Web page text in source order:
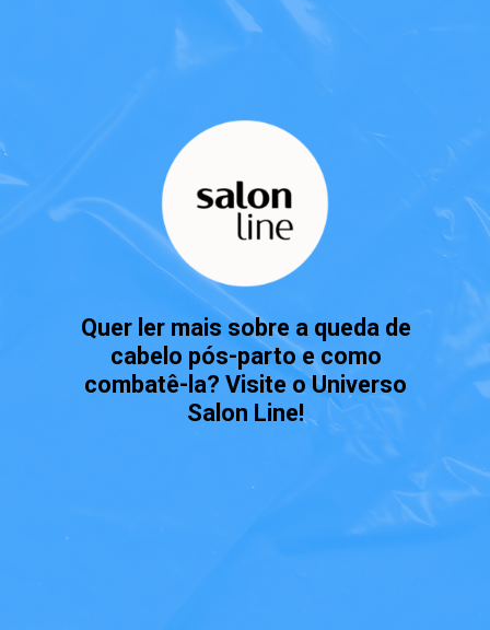
Quer ler mais sobre a queda de
cabelo pós-parto e como
combatê-la? Visite o Universo
Salon Line!